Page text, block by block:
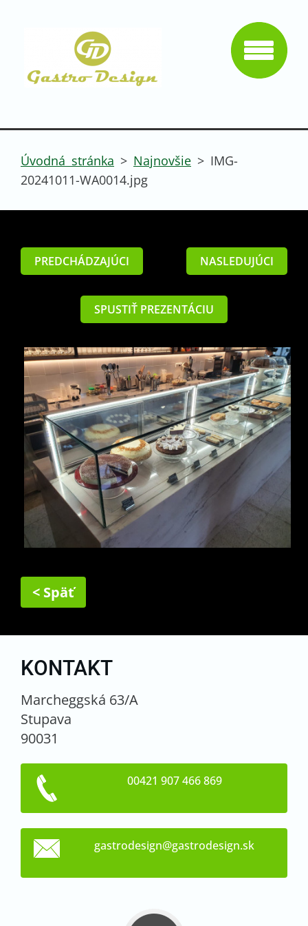
Úvodná stránka > Najnovšie > IMG-
20241011-WA0014.jpg
PREDCHÁDZAJÚCI NASLEDUJÚCI
SPUSTIŤ PREZENTÁCIU
< Späť
KONTAKT
Marcheggská 63/A
Stupava
90031
00421 907 466 869
gastrodesign@gastrodesign.sk